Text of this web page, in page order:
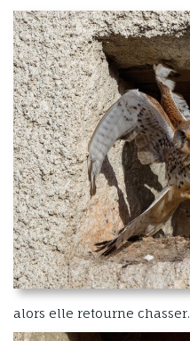
alors elle retourne chasser.